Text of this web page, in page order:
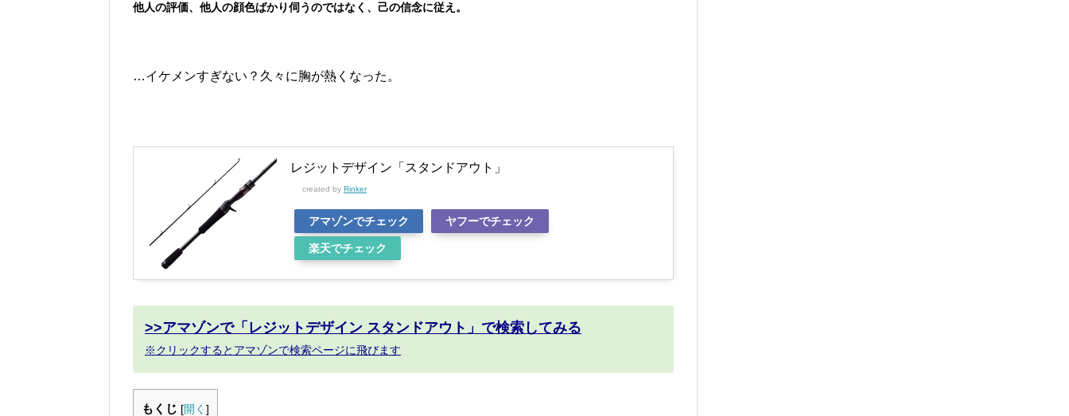
他人の評価、他人の顔色ばかり伺うのではなく、己の信念に従え。
…イケメンすぎない？久々に胸が熱くなった。
レジットデザイン「スタンドアウト」
created by Rinker
アマゾンでチェック ヤフーでチェック
楽天でチェック
>>アマゾンで「レジットデザイン スタンドアウト」で検索してみる
※クリックするとアマゾンで検索ページに飛びます
もくじ [開く ]